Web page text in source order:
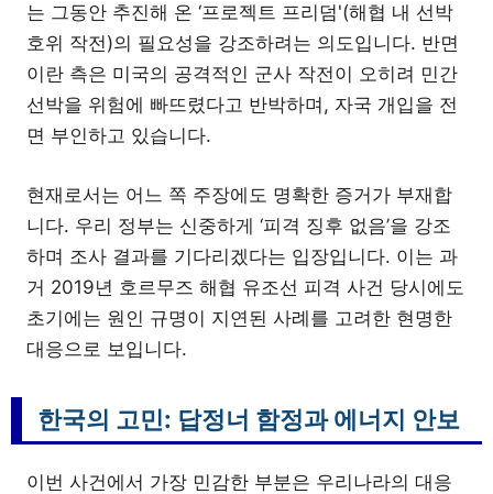
는 그동안 추진해 온 ‘프로젝트 프리덤'(해협 내 선박
호위 작전)의 필요성을 강조하려는 의도입니다. 반면
이란 측은 미국의 공격적인 군사 작전이 오히려 민간
선박을 위험에 빠뜨렸다고 반박하며, 자국 개입을 전
면 부인하고 있습니다.
현재로서는 어느 쪽 주장에도 명확한 증거가 부재합
니다. 우리 정부는 신중하게 ‘피격 징후 없음’을 강조
하며 조사 결과를 기다리겠다는 입장입니다. 이는 과
거 2019년 호르무즈 해협 유조선 피격 사건 당시에도
초기에는 원인 규명이 지연된 사례를 고려한 현명한
대응으로 보입니다.
한국의 고민: 답정너 함정과 에너지 안보
이번 사건에서 가장 민감한 부분은 우리나라의 대응